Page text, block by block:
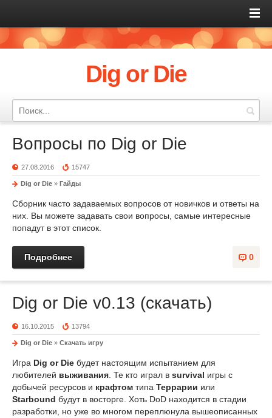
Dig or Die
Вопросы по Dig or Die
27.08.2016 15747
Dig or Die » Гайды
Сборник часто задаваемых вопросов от новичков и ответы на
них. Вы можете задавать свои вопросы, самые интересные
попадут в этот список.
0
Подробнее
Dig or Die v0.13 (скачать)
16.10.2015 13794
Dig or Die » Скачать игру
Игра Dig or Die будет настоящим испытанием для
любителей выживания . Те кто играл в survival игры с
добычей ресурсов и крафтом типа Террарии или
Starbound будут в восторге. Хоть DoD находится в стадии
разработки, но уже во многом переплюнула вышеописанных